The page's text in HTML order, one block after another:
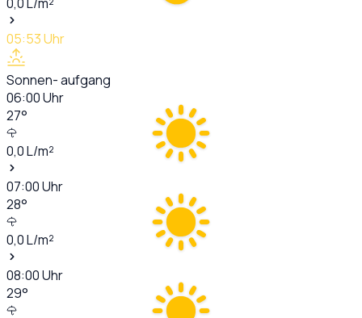
05:53Uhr
Sonnen- aufgang
06:00Uhr
27°
0,0L/m²
07:00Uhr
28°
0,0L/m²
08:00Uhr
29°